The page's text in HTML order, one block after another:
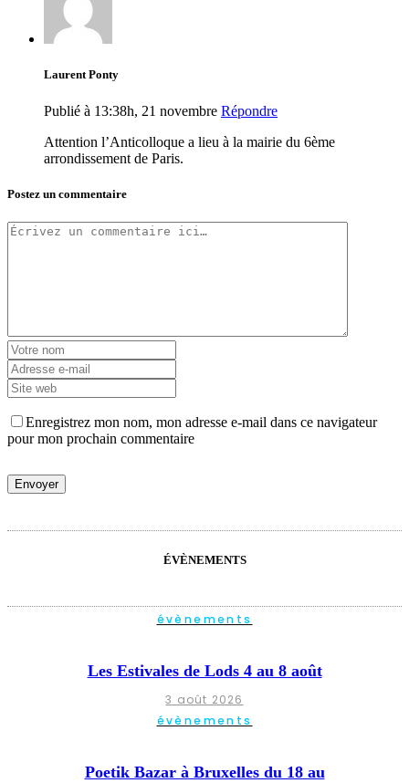
Laurent Ponty
Publié à 13:38h, 21 novembre Répondre
Attention l’Anticolloque a lieu à la mairie du 6ème
arrondissement de Paris.
Postez un commentaire
Enregistrez mon nom, mon adresse e-mail dans ce navigateur
pour mon prochain commentaire
ÉVÈNEMENTS
évènements
Les Estivales de Lods 4 au 8 août
3 août 2026
évènements
Poetik Bazar à Bruxelles du 18 au